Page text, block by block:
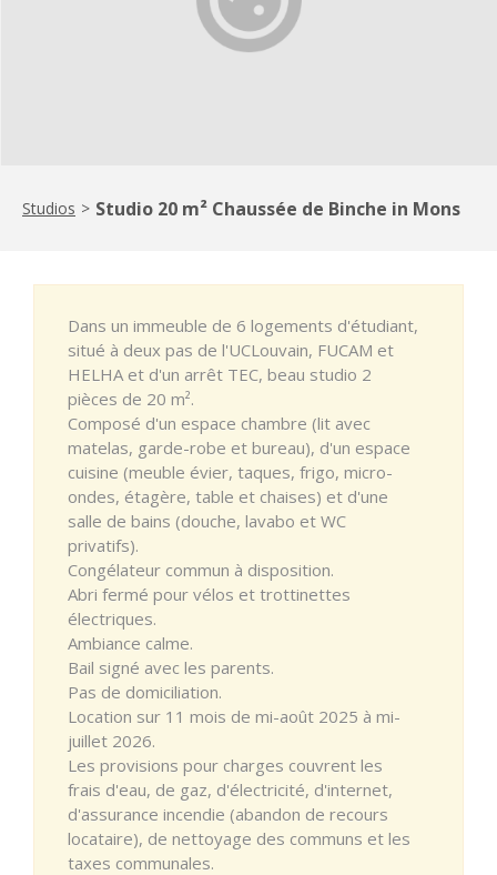
Studios > Studio 20 m² Chaussée de Binche in Mons
Dans un immeuble de 6 logements d'étudiant,
situé à deux pas de l'UCLouvain, FUCAM et
HELHA et d'un arrêt TEC, beau studio 2
pièces de 20 m².
Composé d'un espace chambre (lit avec
matelas, garde-robe et bureau), d'un espace
cuisine (meuble évier, taques, frigo, micro-
ondes, étagère, table et chaises) et d'une
salle de bains (douche, lavabo et WC
privatifs).
Congélateur commun à disposition.
Abri fermé pour vélos et trottinettes
électriques.
Ambiance calme.
Bail signé avec les parents.
Pas de domiciliation.
Location sur 11 mois de mi-août 2025 à mi-
juillet 2026.
Les provisions pour charges couvrent les
frais d'eau, de gaz, d'électricité, d'internet,
d'assurance incendie (abandon de recours
locataire), de nettoyage des communs et les
taxes communales.